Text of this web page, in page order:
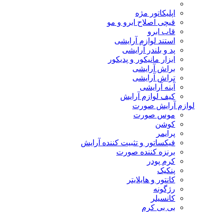
اپلیکاتور مژه
قیچی اصلاح ابرو و مو
قاب ابرو
استند لوازم آرایشی
پد و بلندر آرایشی
ابزار مانیکور و پدیکور
براش آرایشی
تراش آرایشی
آینه آرایشی
کیف لوازم آرایش
لوازم آرایش صورت
موس صورت
کوشن
پرایمر
فیکساتور و تثبیت کننده آرایش
برنزه کننده صورت
کرم پودر
پنکیک
کانتور و هایلایتر
رژگونه
کانسیلر
بی بی کرم